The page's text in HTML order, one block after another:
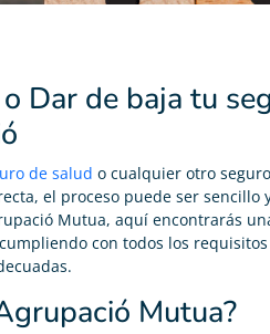
Dar de baja tu
de salud o cualquier otro
el proceso puede ser sencillo
Mutua, aquí encontrarás
con todos los
Mutua?